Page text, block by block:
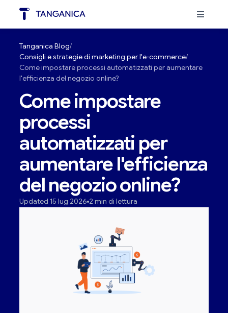
Tanganica Blog
Consigli e strategie di marketing per l'e-commerce
Come impostare processi automatizzati per aumentare
l'efficienza del negozio online?
Come impostare
processi
automatizzati per
aumentare l'efficienza
del negozio online?
Updated 15 lug 2026 2 min di lettura